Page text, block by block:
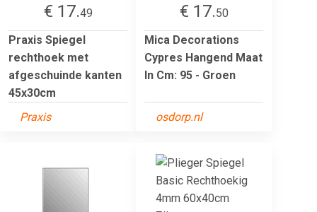
€ 17.49
Praxis Spiegel
rechthoek met
afgeschuinde kanten
45x30cm
Praxis
€ 17.50
Mica Decorations
Cypres Hangend Maat
In Cm: 95 - Groen
osdorp.nl